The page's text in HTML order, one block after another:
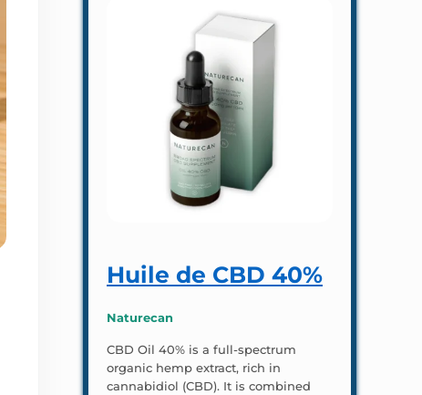
Huile de CBD 40%
Naturecan
CBD Oil 40% is a full-spectrum
organic hemp extract, rich in
cannabidiol (CBD). It is combined